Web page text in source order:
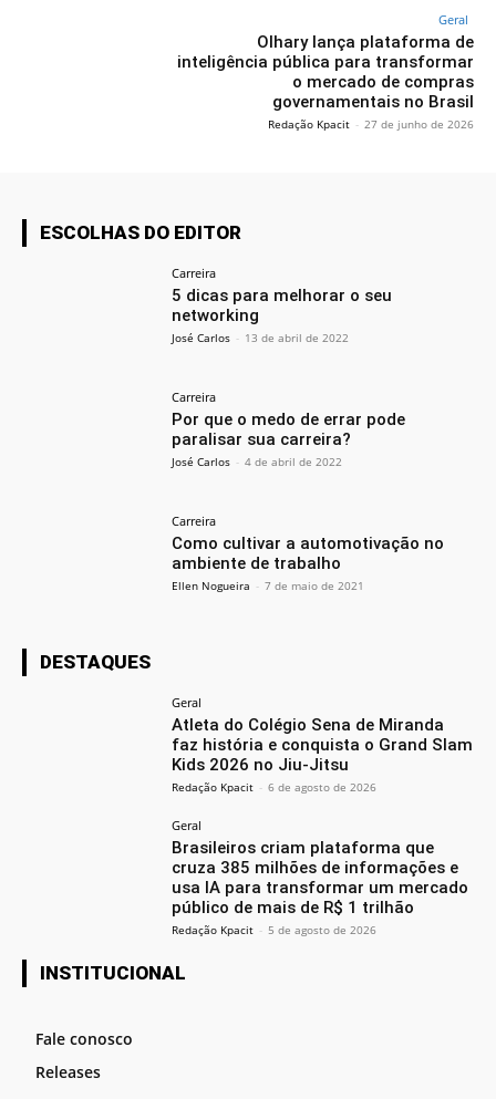
Geral
Olhary lança plataforma de
inteligência pública para transformar
o mercado de compras
governamentais no Brasil
Redação Kpacit - 27 de junho de 2026
ESCOLHAS DO EDITOR
Carreira
5 dicas para melhorar o seu
networking
José Carlos - 13 de abril de 2022
Carreira
Por que o medo de errar pode
paralisar sua carreira?
José Carlos - 4 de abril de 2022
Carreira
Como cultivar a automotivação no
ambiente de trabalho
Ellen Nogueira - 7 de maio de 2021
DESTAQUES
Geral
Atleta do Colégio Sena de Miranda
faz história e conquista o Grand Slam
Kids 2026 no Jiu-Jitsu
Redação Kpacit - 6 de agosto de 2026
Geral
Brasileiros criam plataforma que
cruza 385 milhões de informações e
usa IA para transformar um mercado
público de mais de R$ 1 trilhão
Redação Kpacit - 5 de agosto de 2026
INSTITUCIONAL
Fale conosco
Releases